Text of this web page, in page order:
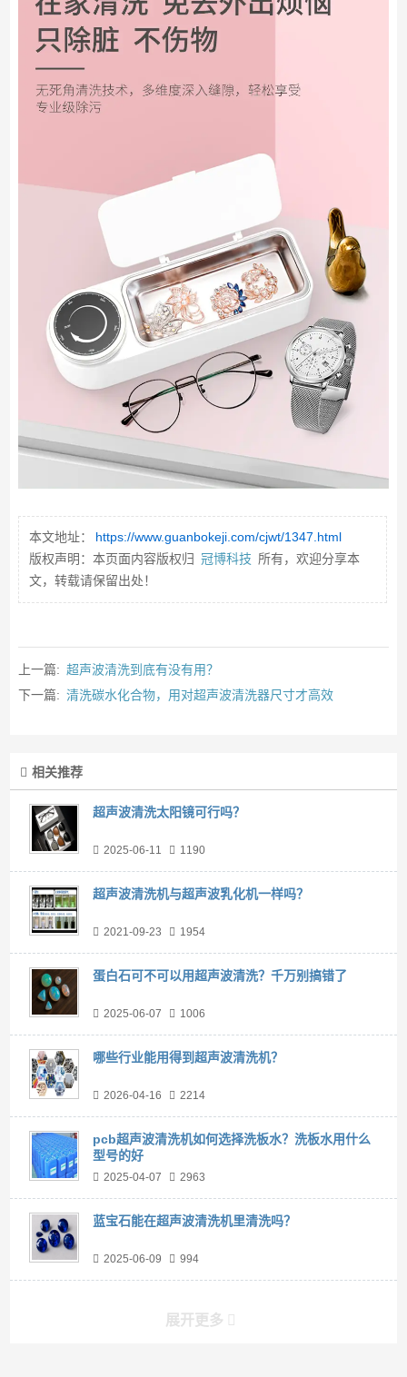
本文地址：
https://www.guanbokeji.com/cjwt/1347.html
版权声明：本页面内容版权归 冠博科技 所有，欢迎分享本
文，转载请保留出处！
上一篇: 超声波清洗到底有没有用？
下一篇: 清洗碳水化合物，用对超声波清洗器尺寸才高效
相关推荐
超声波清洗太阳镜可行吗？
2025-06-11 1190
超声波清洗机与超声波乳化机一样吗？
2021-09-23 1954
蛋白石可不可以用超声波清洗？千万别搞错了
2025-06-07 1006
哪些行业能用得到超声波清洗机？
2026-04-16 2214
pcb超声波清洗机如何选择洗板水？洗板水用什么
型号的好
2025-04-07 2963
蓝宝石能在超声波清洗机里清洗吗？
2025-06-09 994
展开更多